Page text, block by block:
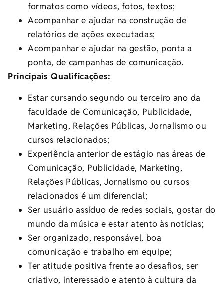
formatos como vídeos, fotos, textos;
Acompanhar e ajudar na construção de
relatórios de ações executadas;
Acompanhar e ajudar na gestão, ponta a
ponta, de campanhas de comunicação.
Principais Qualificações:
Estar cursando segundo ou terceiro ano da
faculdade de Comunicação, Publicidade,
Marketing, Relações Públicas, Jornalismo ou
cursos relacionados;
Experiência anterior de estágio nas áreas de
Comunicação, Publicidade, Marketing,
Relações Públicas, Jornalismo ou cursos
relacionados é um diferencial;
Ser usuário assíduo de redes sociais, gostar do
mundo da música e estar atento às notícias;
Ser organizado, responsável, boa
comunicação e trabalho em equipe;
Ter atitude positiva frente ao desafios, ser
criativo, interessado e atento à cultura da